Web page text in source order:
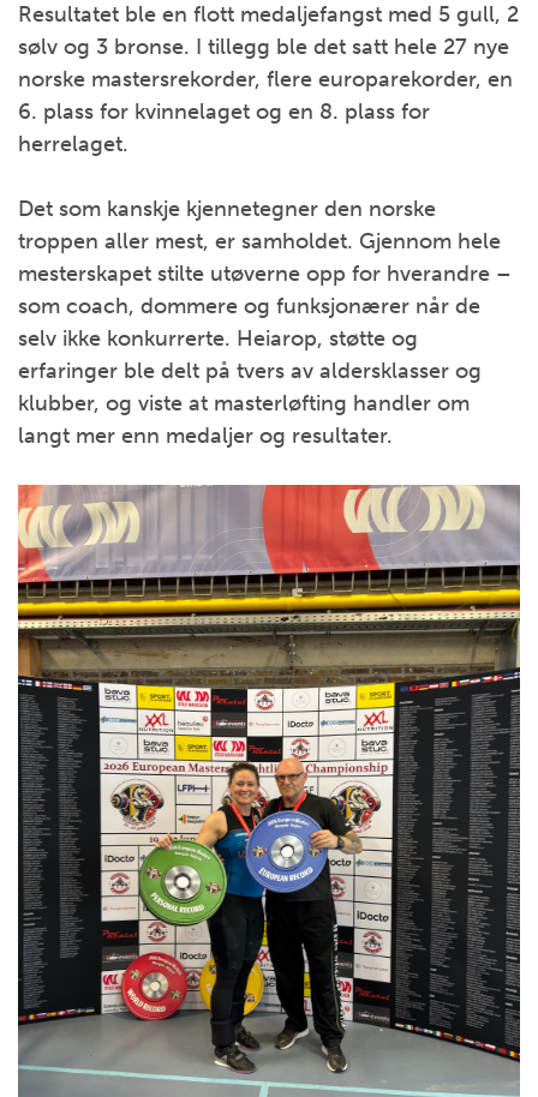
Resultatet ble en flott medaljefangst med 5 gull, 2
sølv og 3 bronse. I tillegg ble det satt hele 27 nye
norske mastersrekorder, flere europarekorder, en
6. plass for kvinnelaget og en 8. plass for
herrelaget.
Det som kanskje kjennetegner den norske
troppen aller mest, er samholdet. Gjennom hele
mesterskapet stilte utøverne opp for hverandre –
som coach, dommere og funksjonærer når de
selv ikke konkurrerte. Heiarop, støtte og
erfaringer ble delt på tvers av aldersklasser og
klubber, og viste at masterløfting handler om
langt mer enn medaljer og resultater.